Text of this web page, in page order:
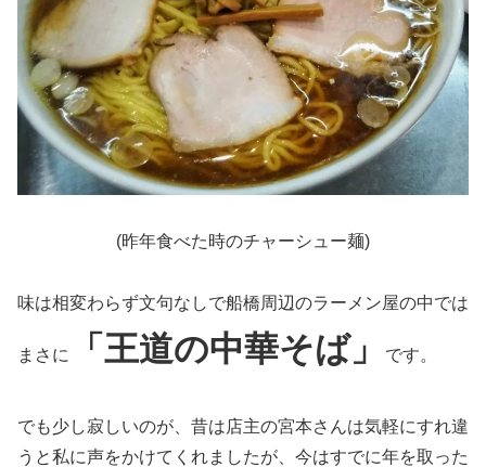
(昨年食べた時のチャーシュー麺)
味は相変わらず文句なしで船橋周辺のラーメン屋の中では
まさに 「王道の中華そば」 です。
でも少し寂しいのが、昔は店主の宮本さんは気軽にすれ違
うと私に声をかけてくれましたが、今はすでに年を取った